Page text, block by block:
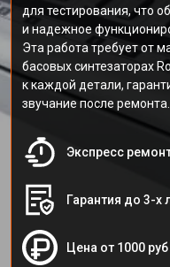
для тестирования, что
и надежное
Эта работа требует от
басовых синтезаторах
к каждой детали,
звучание после ремонта.
Экспресс
Гарантия до 3-х
Цена от 1000 руб